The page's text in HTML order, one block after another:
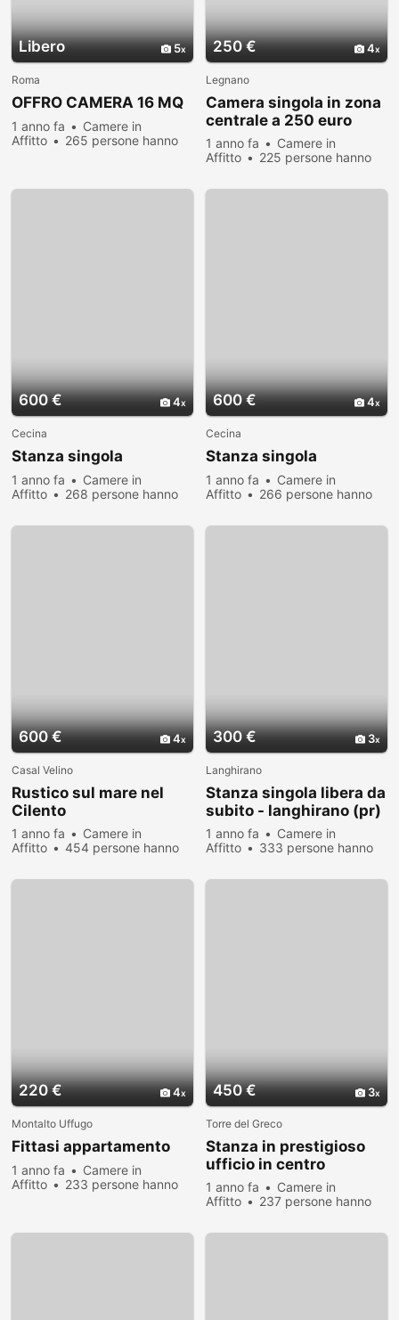
Libero 5
Roma
OFFRO CAMERA 16 MQ
1 anno fa
Camere in
Affitto
265 persone hanno
250 € 4
Legnano
Camera singola in zona
centrale a 250 euro
1 anno fa
Camere in
Affitto
225 persone hanno
600 € 4
Cecina
Stanza singola
1 anno fa
Camere in
Affitto
268 persone hanno
600 € 4
Cecina
Stanza singola
1 anno fa
Camere in
Affitto
266 persone hanno
600 € 4
Casal Velino
Rustico sul mare nel
Cilento
1 anno fa
Camere in
Affitto
454 persone hanno
300 € 3
Langhirano
Stanza singola libera da
subito - langhirano (pr)
1 anno fa
Camere in
Affitto
333 persone hanno
220 € 4
Montalto Uffugo
Fittasi appartamento
1 anno fa
Camere in
Affitto
233 persone hanno
450 € 3
Torre del Greco
Stanza in prestigioso
ufficio in centro
1 anno fa
Camere in
Affitto
237 persone hanno